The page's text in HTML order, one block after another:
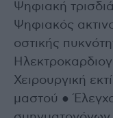
Ψηφιακή
Ψηφιακός
οστικής
Χειρουργική
μαστού ●